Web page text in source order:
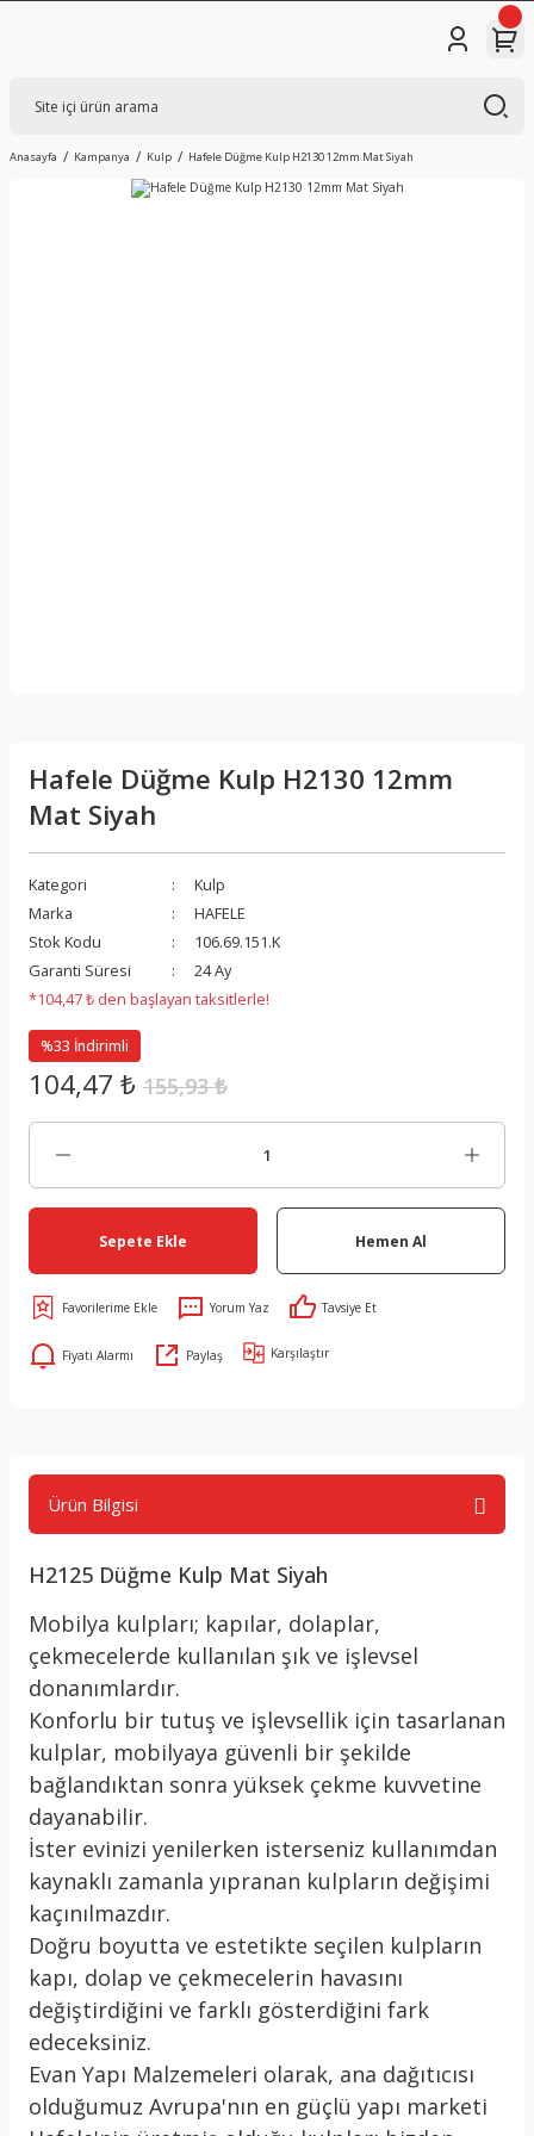
Anasayfa Kampanya Kulp Hafele Düğme Kulp H2130 12mm Mat Siyah
Hafele Düğme Kulp H2130 12mm
Mat Siyah
Kategori
Kulp
Marka
HAFELE
Stok Kodu
106.69.151.K
Garanti Süresi
24 Ay
*104,47 ₺ den başlayan taksitlerle!
%33 İndirimli
104,47 ₺ 155,93 ₺
Sepete Ekle Hemen Al
Yorum Yaz Tavsiye Et
Fiyatı Alarmı Paylaş Karşılaştır
Ürün Bilgisi
H2125 Düğme Kulp Mat Siyah
Mobilya kulpları; kapılar, dolaplar,
çekmecelerde kullanılan şık ve işlevsel
donanımlardır.
Konforlu bir tutuş ve işlevsellik için tasarlanan
kulplar, mobilyaya güvenli bir şekilde
bağlandıktan sonra yüksek çekme kuvvetine
dayanabilir.
İster evinizi yenilerken isterseniz kullanımdan
kaynaklı zamanla yıpranan kulpların değişimi
kaçınılmazdır.
Doğru boyutta ve estetikte seçilen kulpların
kapı, dolap ve çekmecelerin havasını
değiştirdiğini ve farklı gösterdiğini fark
edeceksiniz.
Evan Yapı Malzemeleri olarak, ana dağıtıcısı
olduğumuz Avrupa'nın en güçlü yapı marketi